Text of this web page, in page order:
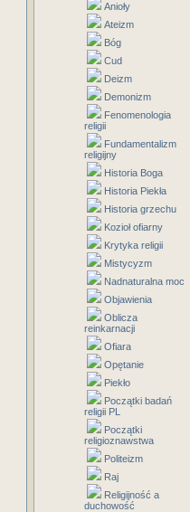
Anioły
Ateizm
Bóg
Cud
Deizm
Demonizm
Fenomenologia
religii
Fundamentalizm
religijny
Historia Boga
Historia Piekła
Historia grzechu
Kozioł ofiarny
Krytyka religii
Mistycyzm
Nadnaturalna moc
Objawienia
Oblicza
reinkarnacji
Ofiara
Opętanie
Piekło
Początki badań
religii PL
Początki
religioznawstwa
Politeizm
Raj
Religijność a
duchowość